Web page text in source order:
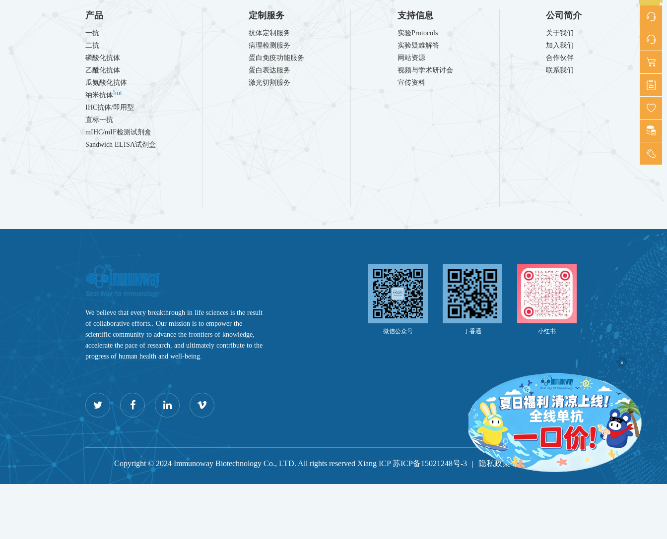
产品
一抗
二抗
磷酸化抗体
乙酰化抗体
瓜氨酸化抗体
纳米抗体hot
IHC抗体/即用型
直标一抗
mIHC/mIF检测试剂盒
Sandwich ELISA试剂盒
定制服务
抗体定制服务
病理检测服务
蛋白免疫功能服务
蛋白表达服务
激光切割服务
支持信息
实验Protocols
实验疑难解答
网站资源
视频与学术研讨会
宣传资料
公司简介
关于我们
加入我们
合作伙伴
联系我们
We believe that every breakthrough in life sciences is the result
of collaborative efforts.. Our mission is to empower the
scientific community to advance the frontiers of knowledge,
accelerate the pace of research, and ultimately contribute to the
progress of human health and well-being.
微信公众号 丁香通 小红书
Copyright © 2024 Immunoway Biotechnology Co., LTD. All rights reserved Xiang ICP 苏ICP备15021248号-3 | 隐私政策 | 使用条款
×